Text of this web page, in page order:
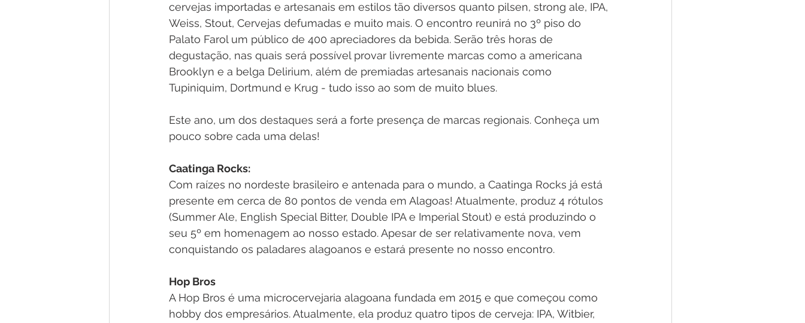
cervejas importadas e artesanais em estilos tão diversos quanto pilsen, strong ale, IPA,
Weiss, Stout, Cervejas defumadas e muito mais. O encontro reunirá no 3º piso do
Palato Farol um público de 400 apreciadores da bebida. Serão três horas de
degustação, nas quais será possível provar livremente marcas como a americana
Brooklyn e a belga Delirium, além de premiadas artesanais nacionais como
Tupiniquim, Dortmund e Krug - tudo isso ao som de muito blues.
Este ano, um dos destaques será a forte presença de marcas regionais. Conheça um
pouco sobre cada uma delas!
Caatinga Rocks:
Com raízes no nordeste brasileiro e antenada para o mundo, a Caatinga Rocks já está
presente em cerca de 80 pontos de venda em Alagoas! Atualmente, produz 4 rótulos
(Summer Ale, English Special Bitter, Double IPA e Imperial Stout) e está produzindo o
seu 5º em homenagem ao nosso estado. Apesar de ser relativamente nova, vem
conquistando os paladares alagoanos e estará presente no nosso encontro.
Hop Bros
A Hop Bros é uma microcervejaria alagoana fundada em 2015 e que começou como
hobby dos empresários. Atualmente, ela produz quatro tipos de cerveja: IPA, Witbier,